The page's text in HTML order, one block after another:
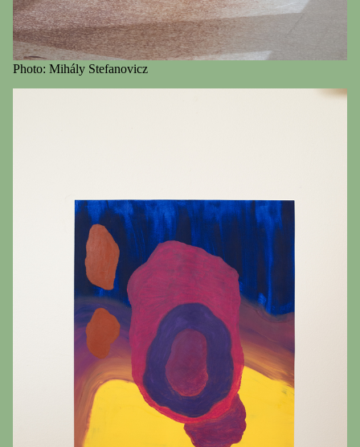
Photo: Mihály Stefanovicz